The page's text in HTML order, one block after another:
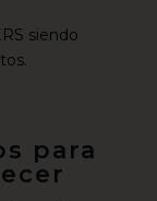
siendo
para